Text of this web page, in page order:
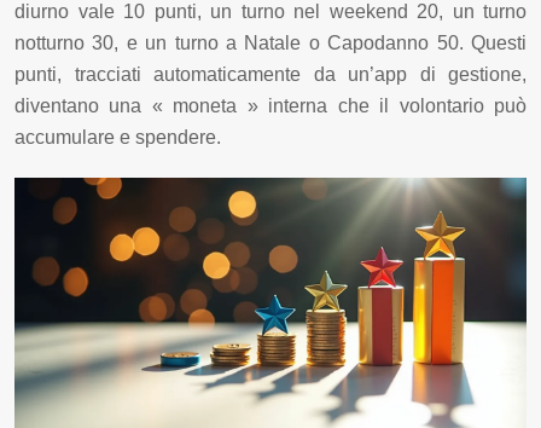
diurno vale 10 punti, un turno nel weekend 20, un turno
notturno 30, e un turno a Natale o Capodanno 50. Questi
punti, tracciati automaticamente da un’app di gestione,
diventano una « moneta » interna che il volontario può
accumulare e spendere.